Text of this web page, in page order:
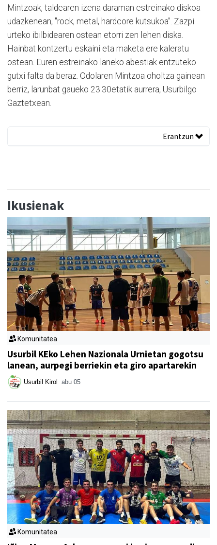
Mintzoak, taldearen izena daraman estreinako diskoa
udazkenean, "rock, metal, hardcore kutsukoa". Zazpi
urteko ibilbidearen ostean etorri zen lehen diska.
Hainbat kontzertu eskaini eta maketa ere kaleratu
ostean. Euren estreinako laneko abestiak entzuteko
gutxi falta da beraz. Odolaren Mintzoa oholtza gainean
berriz, larunbat gaueko 23:30etatik aurrera, Usurbilgo
Gaztetxean.
Erantzun
Ikusienak
Komunitatea
Usurbil KEko Lehen Nazionala Urnietan gogotsu
lanean, aurpegi berriekin eta giro apartarekin
Usurbil Kirol abu 05
Komunitatea